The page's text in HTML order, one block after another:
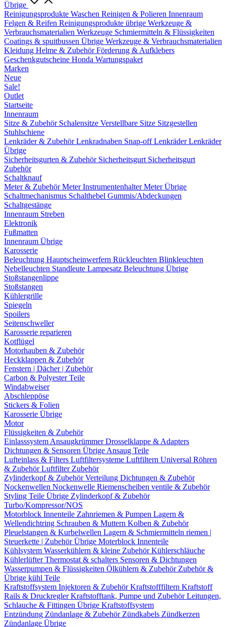
Übrige
Reinigungsprodukte Waschen Reinigen & Polieren Innenraum
Felgen & Reifen Reinigungsprodukte übrige Werkzeuge &
Verbrauchsmaterialien Werkzeuge Schmiermitteln & Flüssigkeiten
Coatings & spuitbussen Übrige Werkzeuge & Verbrauchsmaterialien
Kleidung Helme & ZubehörFörderung & Aufklebers
Geschenkgutscheine Honda Wartungspaket
Marken
Neue
Sale!
Outlet
Startseite
Innenraum
Sitze & Zubehör Schalensitze Verstellbare Sitze Sitzgestellen
Stuhlschiene
Lenkräder & ZubehörLenkradnaben Snap-offLenkräderLenkräder
Übrige
Sicherheitsgurten & Zubehör Sicherheitsgurt Sicherheitsgurt
Zubehör
Schaltknauf
Meter & ZubehörMeterInstrumentenhalterMeter Übrige
Schaltmechanismus Schalthebel Gummis/Abdeckungen
Schaltgestänge
Innenraum Streben
Elektronik
Fußmatten
Innenraum Übrige
Karosserie
Beleuchtung Hauptscheinwerfern Rückleuchten Blinkleuchten
Nebelleuchten Standleute Lampesatz Beleuchtung Übrige
Stoßstangenlippe
Stoßstangen
Kühlergrille
Spiegeln
Spoilers
Seitenschweller
Karosserie reparieren
Kotflügel
Motorhauben & Zubehör
Heckklappen & Zubehör
Fenstern | Dächer | Zubehör
Carbon & Polyester Teile
Windabweiser
Abschleppöse
Stickers & Folien
Karosserie Übrige
Motor
Flüssigkeiten & Zubehör
Einlasssystem AnsaugkrümmerDrosselklappe & Adapters
Dichtungen & Sensoren Übrige Ansaug Teile
Lufteinlass & Filters Luftfiltersysteme Luftfiltern Universal Röhren
& ZubehörLuftfilter Zubehör
Zylinderkopf & ZubehörVerteilung Dichtungen & Zubehör
Nockenwellen Nockenwelle Riemenscheiben ventile & Zubehör
Styling Teile Übrige Zylinderkopf & Zubehör
Turbo/Kompressor/NOS
Motorblock Innenteile Zahnriemen & Pumpen Lagern &
Wellendichtring Schrauben & Muttern Kolben & Zubehör
Pleuelstangen & Kurbelwellen Lagern & Schmiermitteln riemen |
Steuerkette | ZubehörÜbrige Moterblock Innenteile
Kühlsystem Wasserkühlern & kleine ZubehörKühlerschläuche
KühlerlüfterThermostat & schalters Sensoren & Dichtungen
Wasserpumpen & Flüssigkeiten Ölkühlern & Zubehör Zubehör &
Übrige kühl Teile
Kraftstoffsystem Injektoren & ZubehörKraftstofffiltern Kraftstoff
Rails & DruckreglerKraftstofftank, Pumpe und ZubehörLeitungen,
Schlauche & Fittingen Übrige Kraftstoffsystem
Entzündung Zündanlage & Zubehör Zündkabels Zündkerzen
Zündanlage Übrige